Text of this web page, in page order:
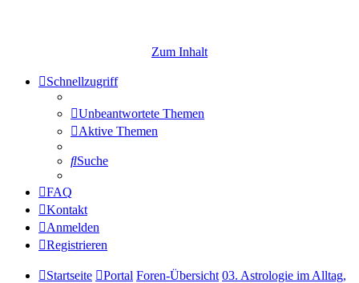
Zum Inhalt
Schnellzugriff
Unbeantwortete Themen
Aktive Themen
Suche
FAQ
Kontakt
Anmelden
Registrieren
Startseite Portal Foren-Übersicht 03. Astrologie im Alltag,